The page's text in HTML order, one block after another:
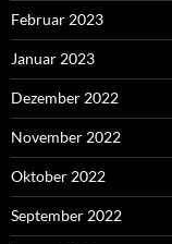
Februar 2023
Januar 2023
Dezember 2022
November 2022
Oktober 2022
September 2022